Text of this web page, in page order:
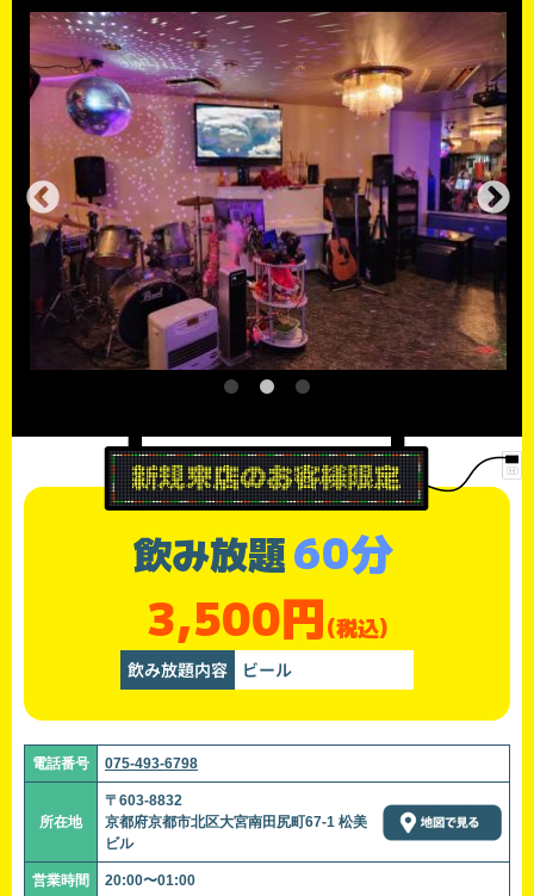
飲み放題60分
3,500円(税込)
飲み放題内容 ビール
電話番号 075-493-6798
所在地
〒603-8832
京都府京都市北区大宮南田尻町67-1 松美
ビル
営業時間 20:00〜01:00